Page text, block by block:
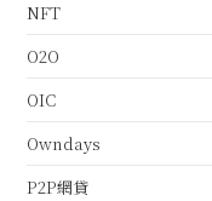
NFT
O2O
OIC
Owndays
P2P網貸